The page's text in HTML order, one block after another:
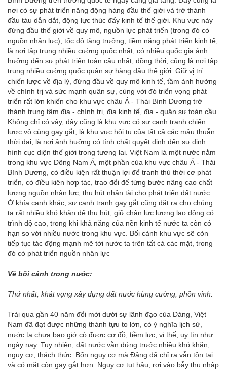
nơi có sự phát triển năng động hàng đầu thế giới và trở thành
đầu tàu dẫn dắt, động lực thúc đẩy kinh tế thế giới. Khu vực này
đứng đầu thế giới về quy mô, nguồn lực phát triển (trong đó có
nguồn nhân lực), tốc độ tăng trưởng, tiềm năng phát triển kinh tế;
là nơi tập trung nhiều cường quốc nhất, có nhiều quốc gia ảnh
hưởng đến sự phát triển toàn cầu nhất; đồng thời, cũng là nơi tập
trung nhiều cường quốc quân sự hàng đầu thế giới. Giữ vị trí
chiến lược về địa lý, đứng đầu về quy mô kinh tế, tầm ảnh hưởng
về chính trị và sức mạnh quân sự, cùng với đó triển vọng phát
triển rất lớn khiến cho khu vực châu Á - Thái Bình Dương trở
thành trung tâm địa - chính trị, địa kinh tế, địa - quân sự toàn cầu.
Không chỉ có vậy, đây cũng là khu vực có sự cạnh tranh chiến
lược vô cùng gay gắt, là khu vực hội tụ của tất cả các mâu thuẫn
thời đại, là nơi ảnh hưởng có tính chất quyết định đến sự định
hình cục diện thế giới trong tương lai. Việt Nam là một nước nằm
trong khu vực Đông Nam Á, một phần của khu vực châu Á - Thái
Bình Dương, có điều kiện rất thuận lợi để tranh thủ thời cơ phát
triển, có điều kiện hợp tác, trao đổi để từng bước nâng cao chất
lượng nguồn nhân lực, thu hút nhân tài cho phát triển đất nước.
Ở khía cạnh khác, sự cạnh tranh gay gắt cũng đặt ra cho chúng
ta rất nhiều khó khăn để thu hút, giữ chân lực lượng lao động có
trình độ cao, trong khi khả năng của nền kinh tế nước ta còn có
hạn so với nhiều nước trong khu vực. Bối cảnh khu vực sẽ còn
tiếp tục tác động mạnh mẽ tới nước ta trên tất cả các mặt, trong
đó có phát triển nguồn nhân lực
Về bối cảnh trong nước:
Thứ nhất, khát vọng xây dựng đất nước hùng cường, phồn vinh.
Trải qua gần 40 năm đổi mới dưới sự lãnh đạo của Đảng, Việt
Nam đã đạt được những thành tựu to lớn, có ý nghĩa lịch sử,
nước ta chưa bao giờ có được cơ đồ, tiềm lực, vị thế, uy tín như
ngày nay. Tuy nhiên, đất nước vẫn đứng trước nhiều khó khăn,
nguy cơ, thách thức. Bốn nguy cơ mà Đảng đã chỉ ra vẫn tồn tại
và có mặt còn gay gắt hơn. Nguy cơ tụt hậu, rơi vào bẫy thu nhập